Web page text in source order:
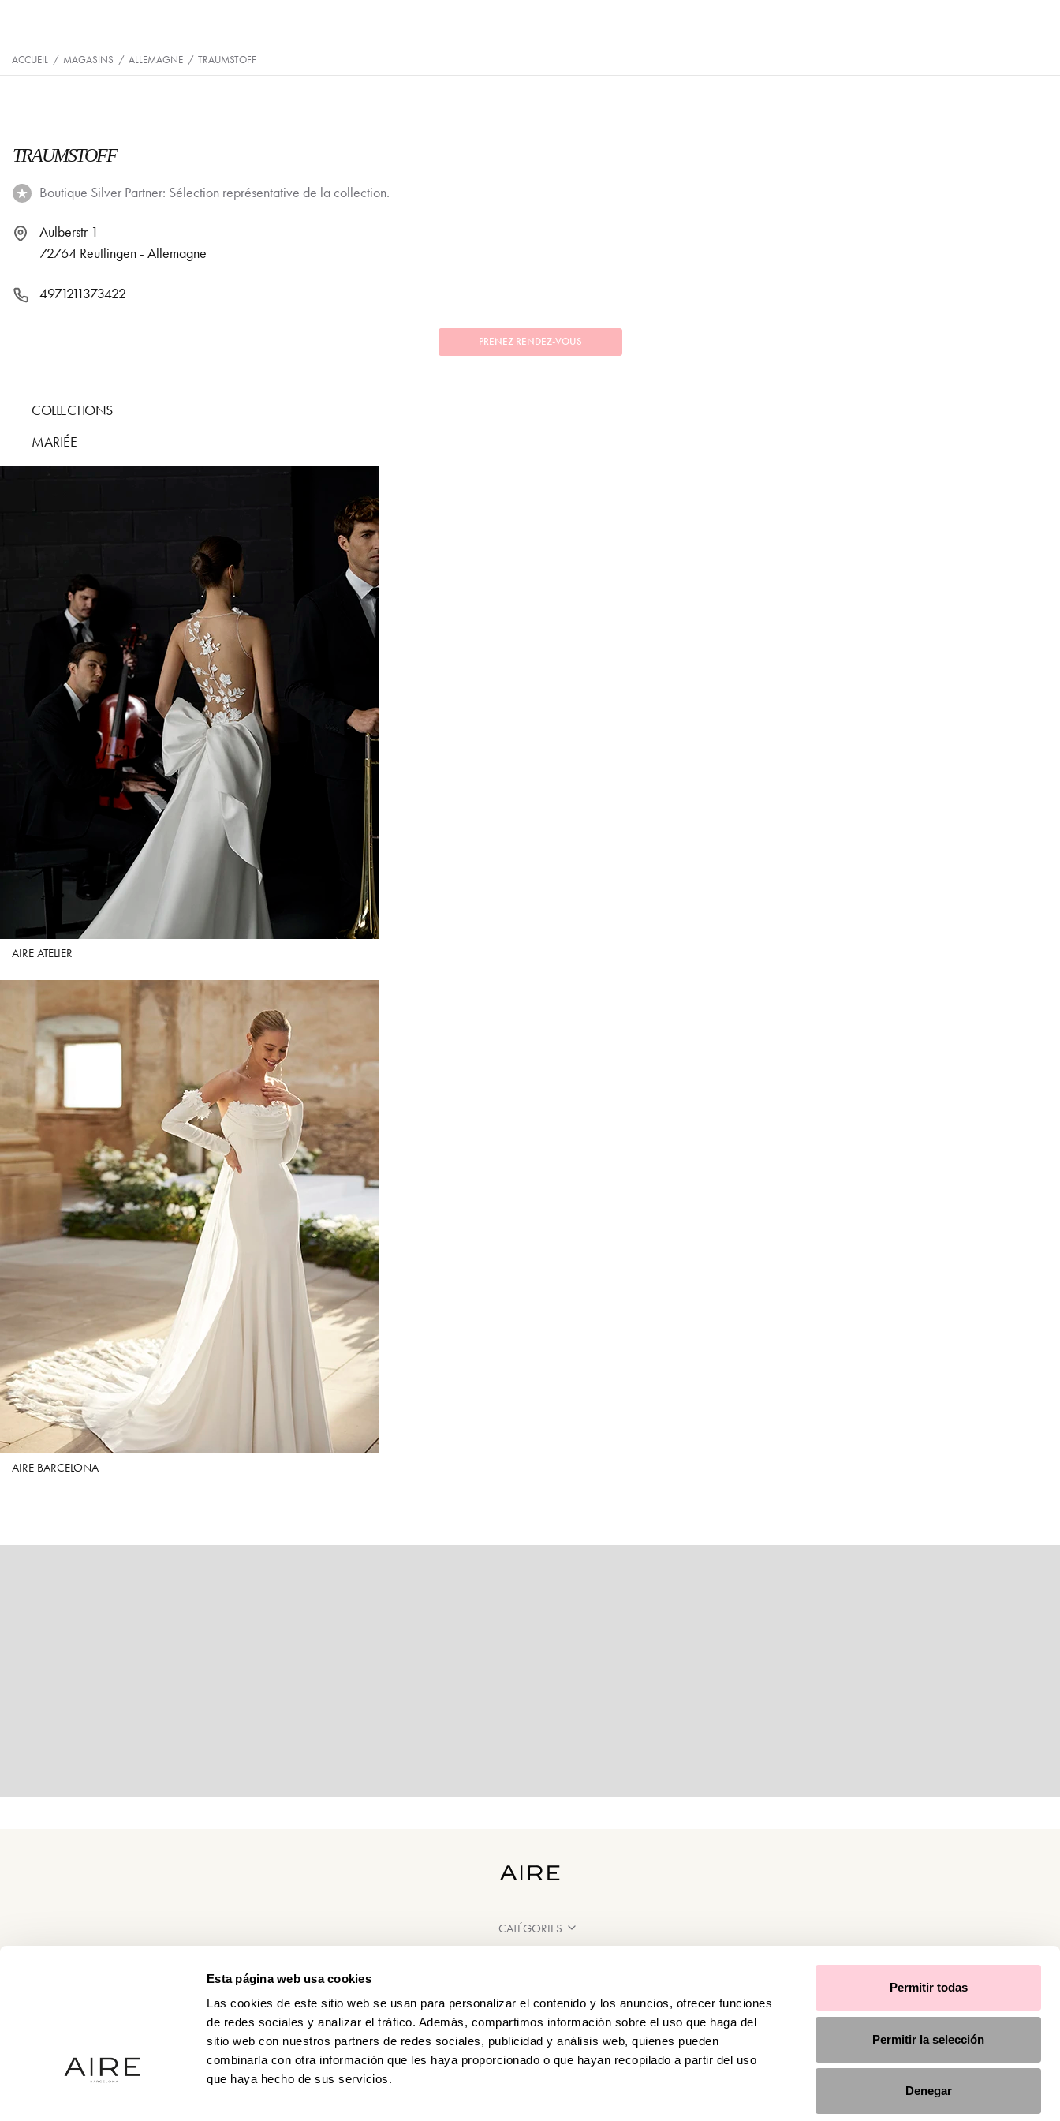
Esta página web usa cookies
Las cookies de este sitio web se usan para personalizar el contenido y los anuncios, ofrecer funciones
de redes sociales y analizar el tráfico. Además, compartimos información sobre el uso que haga del
sitio web con nuestros partners de redes sociales, publicidad y análisis web, quienes pueden
combinarla con otra información que les haya proporcionado o que hayan recopilado a partir del uso
que haya hecho de sus servicios.
Permitir todas
Permitir la selección
Denegar
ACCUEIL / MAGASINS / ALLEMAGNE / TRAUMSTOFF
TRAUMSTOFF
Boutique Silver Partner: Sélection représentative de la collection.
Aulberstr 1
72764 Reutlingen - Allemagne
4971211373422
PRENEZ RENDEZ-VOUS
COLLECTIONS
MARIÉE
AIRE ATELIER
AIRE BARCELONA
CATÉGORIES
POINT DE VENTE